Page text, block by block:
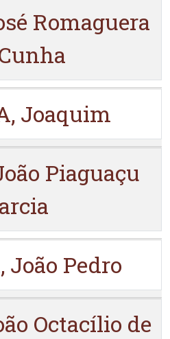
Romaguera
Joaquim
Piaguaçu
João Pedro
Octacílio de